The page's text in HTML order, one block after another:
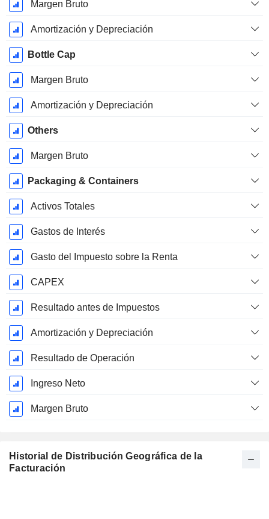
Margen Bruto
Amortización y Depreciación
Bottle Cap
Margen Bruto
Amortización y Depreciación
Others
Margen Bruto
Packaging & Containers
Activos Totales
Gastos de Interés
Gasto del Impuesto sobre la Renta
CAPEX
Resultado antes de Impuestos
Amortización y Depreciación
Resultado de Operación
Ingreso Neto
Margen Bruto
Historial de Distribución Geográfica de la
Facturación